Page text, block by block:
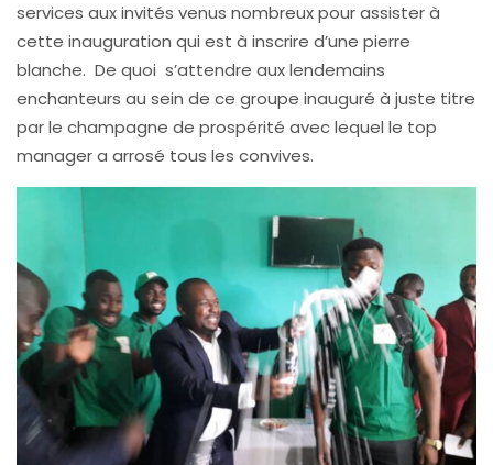
services aux invités venus nombreux pour assister à
cette inauguration qui est à inscrire d’une pierre
blanche. De quoi s’attendre aux lendemains
enchanteurs au sein de ce groupe inauguré à juste titre
par le champagne de prospérité avec lequel le top
manager a arrosé tous les convives.